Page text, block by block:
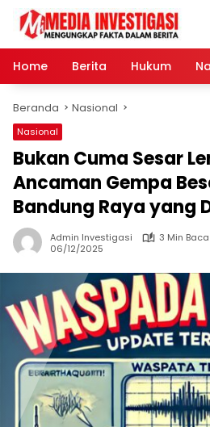
Langsung
konten
Home
Berita Hukum
Beranda Nasional
Nasional
Bukan Cuma Sesar
Ancaman Gempa
Bandung Raya yang
Admin Investigasi
3 Min Baca
06/12/2025